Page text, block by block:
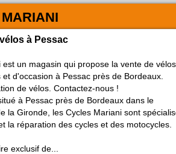
à Pessac
est un magasin qui propose la vente de
d'occasion à Pessac près de Bordeaux.
de vélos. Contactez-nous !
à Pessac près de Bordeaux dans le
la Gironde, les Cycles Mariani sont
la réparation des cycles et des motocycles.
exclusif de...